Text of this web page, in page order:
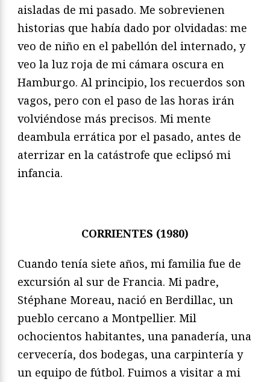
aisladas de mi pasado. Me sobrevienen
historias que había dado por olvidadas: me
veo de niño en el pabellón del internado, y
veo la luz roja de mi cámara oscura en
Hamburgo. Al principio, los recuerdos son
vagos, pero con el paso de las horas irán
volviéndose más precisos. Mi mente
deambula errática por el pasado, antes de
aterrizar en la catástrofe que eclipsó mi
infancia.
CORRIENTES (1980)
Cuando tenía siete años, mi familia fue de
excursión al sur de Francia. Mi padre,
Stéphane Moreau, nació en Berdillac, un
pueblo cercano a Montpellier. Mil
ochocientos habitantes, una panadería, una
cervecería, dos bodegas, una carpintería y
un equipo de fútbol. Fuimos a visitar a mi